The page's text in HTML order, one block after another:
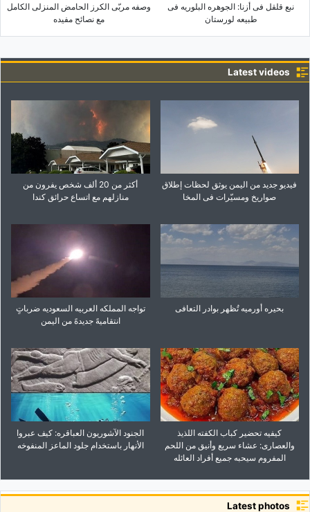
نبع قلقل فی أزنا: الجوهره البلوریه فی
طبیعه لورستان
وصفه مربّى الکرز الحامض المنزلی الکامل
مع نصائح مفیده
Latest videos
فیدیو جدید من الیمن یوثق لحظات إطلاق
صواریخ ومسیّرات فی المخا
أکثر من 20 ألف شخص یفرون من
منازلهم مع اتساع حرائق کندا
بحیره أورمیه تُظهر بوادر التعافی
تواجه المملکه العربیه السعودیه ضرباتٍ
انتقامیهً جدیدهً من الیمن
کیفیه تحضیر کباب الکفته اللذیذ
والعصاری: عشاء سریع وأنیق من اللحم
المفروم سیحبه جمیع أفراد العائله
الجنود الآشوریون العباقره: کیف عبروا
الأنهار باستخدام جلود الماعز المنفوخه
Latest photos